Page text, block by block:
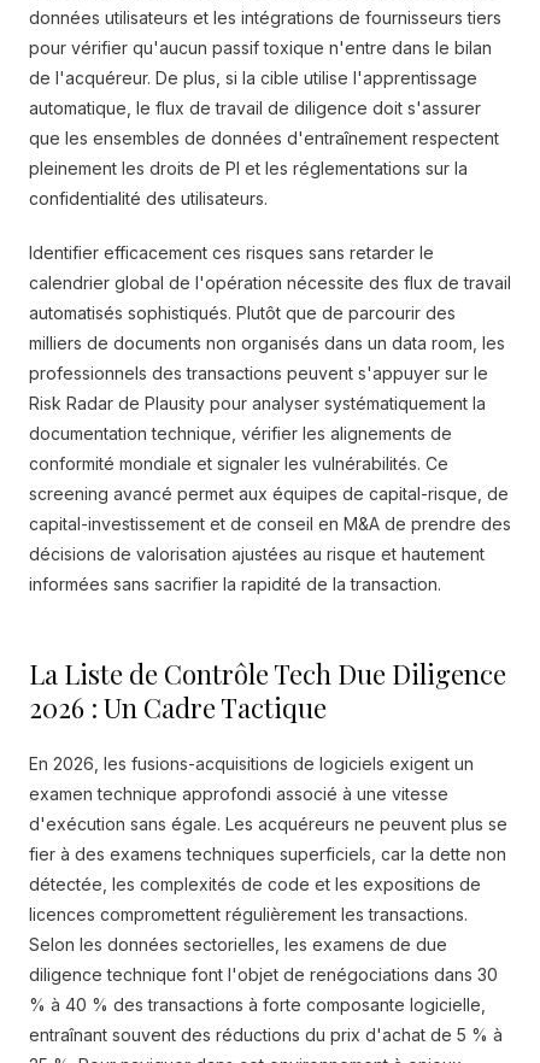
données utilisateurs et les intégrations de fournisseurs tiers
pour vérifier qu'aucun passif toxique n'entre dans le bilan
de l'acquéreur. De plus, si la cible utilise l'apprentissage
automatique, le flux de travail de diligence doit s'assurer
que les ensembles de données d'entraînement respectent
pleinement les droits de PI et les réglementations sur la
confidentialité des utilisateurs.
Identifier efficacement ces risques sans retarder le
calendrier global de l'opération nécessite des flux de travail
automatisés sophistiqués. Plutôt que de parcourir des
milliers de documents non organisés dans un data room, les
professionnels des transactions peuvent s'appuyer sur le
Risk Radar de Plausity pour analyser systématiquement la
documentation technique, vérifier les alignements de
conformité mondiale et signaler les vulnérabilités. Ce
screening avancé permet aux équipes de capital-risque, de
capital-investissement et de conseil en M&A de prendre des
décisions de valorisation ajustées au risque et hautement
informées sans sacrifier la rapidité de la transaction.
La Liste de Contrôle Tech Due Diligence
2026 : Un Cadre Tactique
En 2026, les fusions-acquisitions de logiciels exigent un
examen technique approfondi associé à une vitesse
d'exécution sans égale. Les acquéreurs ne peuvent plus se
fier à des examens techniques superficiels, car la dette non
détectée, les complexités de code et les expositions de
licences compromettent régulièrement les transactions.
Selon les données sectorielles, les examens de due
diligence technique font l'objet de renégociations dans 30
% à 40 % des transactions à forte composante logicielle,
entraînant souvent des réductions du prix d'achat de 5 % à